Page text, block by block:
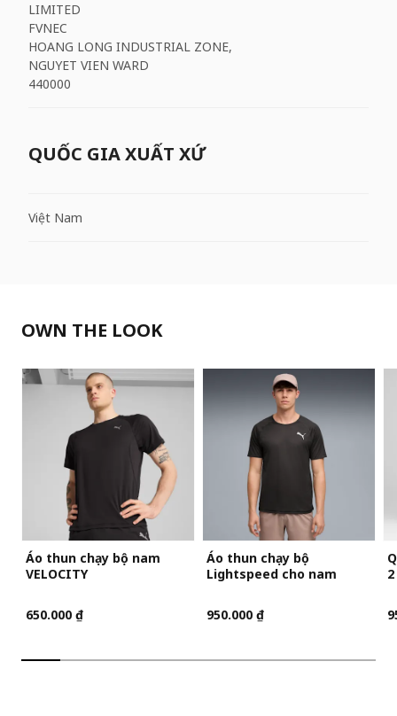
LIMITED
FVNEC
HOANG LONG INDUSTRIAL ZONE,
NGUYET VIEN WARD
440000
QUỐC GIA XUẤT XỨ
Việt Nam
OWN THE LOOK
Áo thun chạy bộ nam
VELOCITY
650.000 ₫
Áo thun chạy bộ
Lightspeed cho nam
950.000 ₫